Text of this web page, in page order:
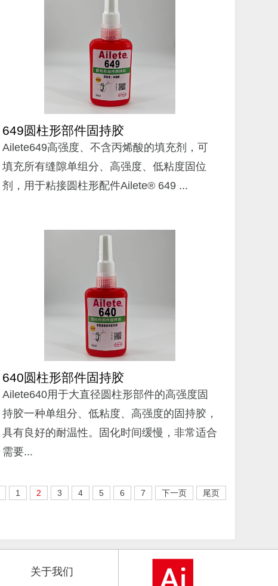
649圆柱形部件固持胶
Ailete649高强度、不含丙烯酸的填充剂，可
填充所有缝隙单组分、高强度、低粘度固位
剂，用于粘接圆柱形配件Ailete® 649 ...
640圆柱形部件固持胶
Ailete640用于大直径圆柱形部件的高强度固
持胶一种单组分、低粘度、高强度的固持胶，
具有良好的耐温性。固化时间缓慢，非常适合
需要...
1 2 3 4 5 6 7 下一页 尾页
关于我们